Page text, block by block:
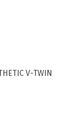
V-TWIN